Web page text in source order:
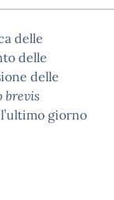
delle
delle
delle
brevis
giorno